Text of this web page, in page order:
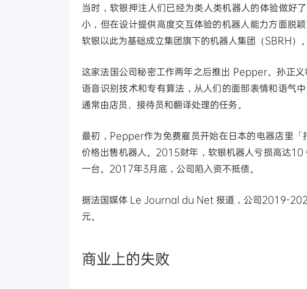
当时，软银押注人们已经为类人类机器人的体验做
小，但在设计提供高度交互体验的机器人能力方面
软银以此为基础成立集团旗下的机器人集团（SBRH）。
这家法国公司秘密工作两年之后推出 Pepper。孙正
语音识别技术和专有算法，从人们的面部表情和语气
通常由店员、接待员和翻译处理的任务。
最初，Pepper作为免费雇员开始在日本的电器店里
价格出售机器人。2015财年，软银机器人亏损高达
一台。2017年3月底，公司陷入资不抵债。
据法国媒体 Le Journal du Net 报道，公司2019-
元。
商业上的失败